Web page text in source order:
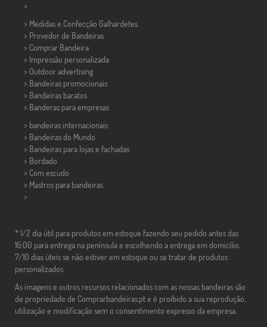
>
> Medidas e Confecção Galhardetes
> Provedor de Bandeiras
> Comprar Bandeira
> Impressão personalizada
> Outdoor advertising
> Bandeiras promocionais
> Bandeiras baratos
> Banderas para empresas
> bandeiras internacionais
> Bandeiras do Mundo
> Bandeiras para lojas e fachadas
> Bordado
> Com escudo
> Mastros para bandeiras
>
* 1/2 dia útil para produtos em estoque fazendo seu pedido antes das
16:00 para entrega na península e escolhendo a entrega em domicílio.
7/10 dias úteis se não estiver em estoque ou se tratar de produtos
personalizados.
As imagens e outros recursos relacionados com as nossas bandeiras são
de propriedade de Comprarbandeiras.pt e é proibido a sua reprodução,
utilização e modificação sem o consentimento expresso da empresa.